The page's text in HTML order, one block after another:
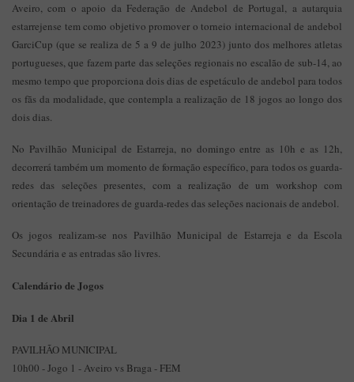
Aveiro, com o apoio da Federação de Andebol de Portugal, a autarquia
estarrejense tem como objetivo promover o torneio internacional de andebol
GarciCup (que se realiza de 5 a 9 de julho 2023) junto dos melhores atletas
portugueses, que fazem parte das seleções regionais no escalão de sub-14, ao
mesmo tempo que proporciona dois dias de espetáculo de andebol para todos
os fãs da modalidade, que contempla a realização de 18 jogos ao longo dos
dois dias.
No Pavilhão Municipal de Estarreja, no domingo entre as 10h e as 12h,
decorrerá também um momento de formação específico, para todos os guarda-
redes das seleções presentes, com a realização de um workshop com
orientação de treinadores de guarda-redes das seleções nacionais de andebol.
Os jogos realizam-se nos Pavilhão Municipal de Estarreja e da Escola
Secundária e as entradas são livres.
Calendário de Jogos
Dia 1 de Abril
PAVILHÃO MUNICIPAL
10h00 - Jogo 1 - Aveiro vs Braga - FEM